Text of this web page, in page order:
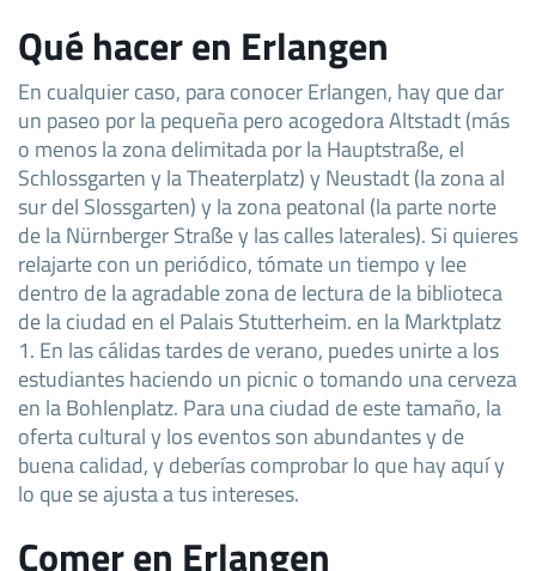
Qué hacer en Erlangen
En cualquier caso, para conocer Erlangen, hay que dar
un paseo por la pequeña pero acogedora Altstadt (más
o menos la zona delimitada por la Hauptstraße, el
Schlossgarten y la Theaterplatz) y Neustadt (la zona al
sur del Slossgarten) y la zona peatonal (la parte norte
de la Nürnberger Straße y las calles laterales). Si quieres
relajarte con un periódico, tómate un tiempo y lee
dentro de la agradable zona de lectura de la biblioteca
de la ciudad en el Palais Stutterheim. en la Marktplatz
1. En las cálidas tardes de verano, puedes unirte a los
estudiantes haciendo un picnic o tomando una cerveza
en la Bohlenplatz. Para una ciudad de este tamaño, la
oferta cultural y los eventos son abundantes y de
buena calidad, y deberías comprobar lo que hay aquí y
lo que se ajusta a tus intereses.
Comer en Erlangen